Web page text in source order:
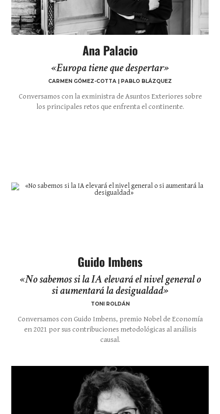
Ana Palacio
«Europa tiene que despertar»
CARMEN GÓMEZ-COTTA | PABLO BLÁZQUEZ
Conversamos con la exministra de Asuntos Exteriores sobre
los principales retos que enfrenta el continente.
Guido Imbens
«No sabemos si la IA elevará el nivel general o
si aumentará la desigualdad»
TONI ROLDÁN
Conversamos con Guido Imbens, premio Nobel de Economía
en 2021 por sus contribuciones metodológicas al análisis
causal.